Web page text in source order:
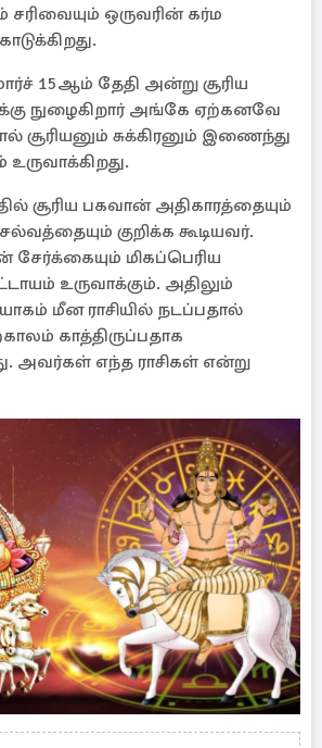
ஒருவரின் கர்ம
15ஆம் தேதி அன்று சூரிய
நுழைகிறார் அங்கே ஏற்கனவே
சூரியனும் சுக்கிரனும் இணைந்து
சூரிய பகவான் அதிகாரத்தையும்
குறிக்க கூடியவர்.
சேர்க்கையும் மிகப்பெரிய
உருவாக்கும். அதிலும்
மீன ராசியில் நடப்பதால்
காத்திருப்பதாக
அவர்கள் எந்த ராசிகள் என்று